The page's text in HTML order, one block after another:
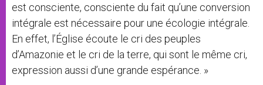
est consciente, consciente du fait qu’une conversion
intégrale est nécessaire pour une écologie intégrale.
En effet, l’Église écoute le cri des peuples
d’Amazonie et le cri de la terre, qui sont le même cri,
expression aussi d’une grande espérance. »